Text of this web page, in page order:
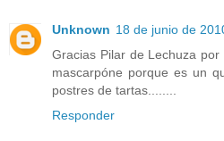
Unknown 18 de junio de
Gracias Pilar de Lechuza
mascarpóne porque es un
postres de tartas........
Responder